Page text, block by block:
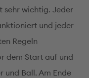
sehr wichtig. Jeder
und jeder
Regeln
dem Start auf und
und Ball. Am Ende